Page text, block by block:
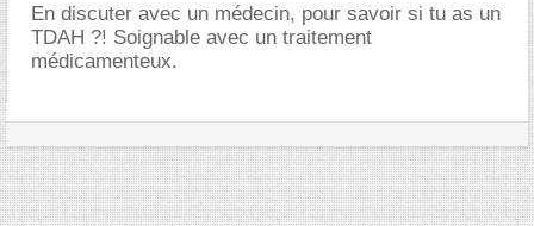
En discuter avec un médecin, pour savoir si tu as un
TDAH ?! Soignable avec un traitement
médicamenteux.